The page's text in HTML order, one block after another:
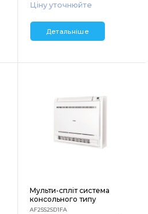
Ціну уточнюйте
Детальніше
Мульти-спліт система
консольного типу
AF25S2SD1FA